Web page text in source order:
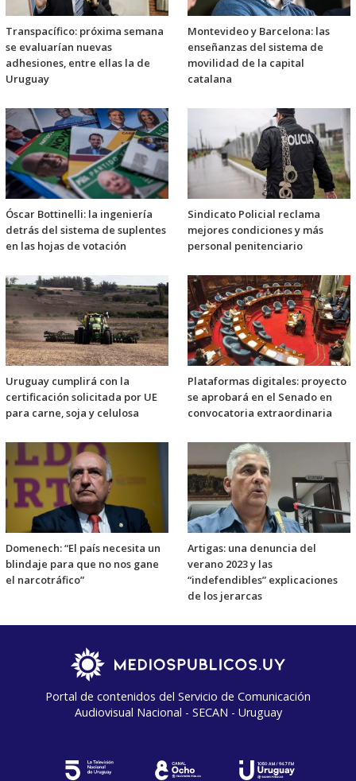
Transpacífico: próxima semana
se evaluarían nuevas
adhesiones, entre ellas la de
Uruguay
Montevideo y Barcelona: las
enseñanzas del sistema de
movilidad de la capital
catalana
Óscar Bottinelli: la ingeniería
detrás del sistema de suplentes
en las hojas de votación
Sindicato Policial reclama
mejores condiciones y más
personal penitenciario
Uruguay cumplirá con la
certificación solicitada por UE
para carne, soja y celulosa
Plataformas digitales: proyecto
se aprobará en el Senado en
convocatoria extraordinaria
Domenech: “El país necesita un
blindaje para que no nos gane
el narcotráfico”
Artigas: una denuncia del
verano 2023 y las
“indefendibles” explicaciones
de los jerarcas
Portal de contenidos del Servicio de Comunicación
Audiovisual Nacional - SECAN - Uruguay